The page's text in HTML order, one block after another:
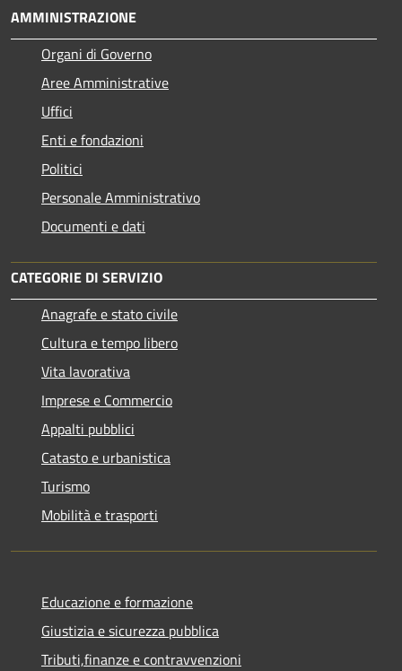
AMMINISTRAZIONE
Organi di Governo
Aree Amministrative
Uffici
Enti e fondazioni
Politici
Personale Amministrativo
Documenti e dati
CATEGORIE DI SERVIZIO
Anagrafe e stato civile
Cultura e tempo libero
Vita lavorativa
Imprese e Commercio
Appalti pubblici
Catasto e urbanistica
Turismo
Mobilità e trasporti
Educazione e formazione
Giustizia e sicurezza pubblica
Tributi,finanze e contravvenzioni